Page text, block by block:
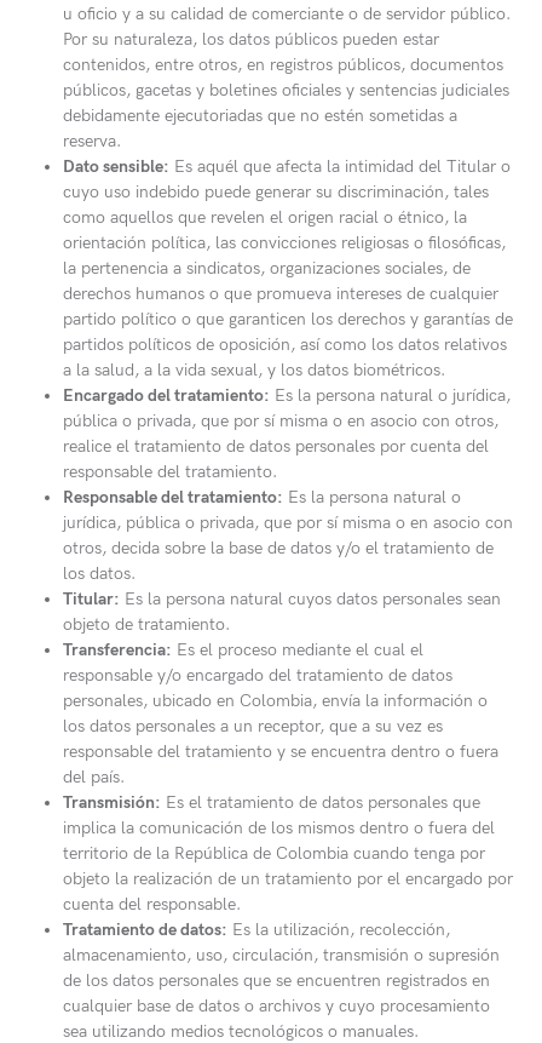
u oficio y a su calidad de comerciante o de servidor público.
Por su naturaleza, los datos públicos pueden estar
contenidos, entre otros, en registros públicos, documentos
públicos, gacetas y boletines oficiales y sentencias judiciales
debidamente ejecutoriadas que no estén sometidas a
reserva.
Dato sensible: Es aquél que afecta la intimidad del Titular o
cuyo uso indebido puede generar su discriminación, tales
como aquellos que revelen el origen racial o étnico, la
orientación política, las convicciones religiosas o filosóficas,
la pertenencia a sindicatos, organizaciones sociales, de
derechos humanos o que promueva intereses de cualquier
partido político o que garanticen los derechos y garantías de
partidos políticos de oposición, así como los datos relativos
a la salud, a la vida sexual, y los datos biométricos.
Encargado del tratamiento: Es la persona natural o jurídica,
pública o privada, que por sí misma o en asocio con otros,
realice el tratamiento de datos personales por cuenta del
responsable del tratamiento.
Responsable del tratamiento: Es la persona natural o
jurídica, pública o privada, que por sí misma o en asocio con
otros, decida sobre la base de datos y/o el tratamiento de
los datos.
Titular: Es la persona natural cuyos datos personales sean
objeto de tratamiento.
Transferencia: Es el proceso mediante el cual el
responsable y/o encargado del tratamiento de datos
personales, ubicado en Colombia, envía la información o
los datos personales a un receptor, que a su vez es
responsable del tratamiento y se encuentra dentro o fuera
del país.
Transmisión: Es el tratamiento de datos personales que
implica la comunicación de los mismos dentro o fuera del
territorio de la República de Colombia cuando tenga por
objeto la realización de un tratamiento por el encargado por
cuenta del responsable.
Tratamiento de datos: Es la utilización, recolección,
almacenamiento, uso, circulación, transmisión o supresión
de los datos personales que se encuentren registrados en
cualquier base de datos o archivos y cuyo procesamiento
sea utilizando medios tecnológicos o manuales.